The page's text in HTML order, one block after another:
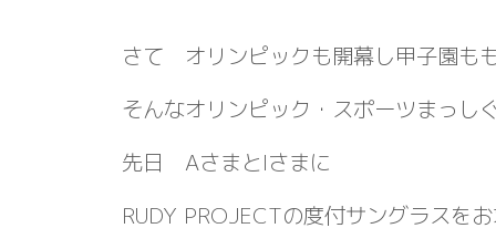
さて オリンピックも開幕し甲子園も
そんなオリンピック・スポーツまっし
先日 AさまとIさまに
RUDY PROJECTの度付サングラスを